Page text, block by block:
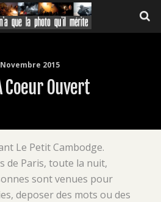
2015
Coeur Ouvert
Le Petit Cambodge.
de Paris, toute la nuit,
sont venues pour
deposer des mots ou des